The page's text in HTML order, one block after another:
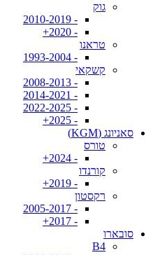
גוק
- 2010-2019
- 2020+
טראנו
- 1993-2004
קשקאי
- 2008-2013
- 2014-2021
- 2022-2025
- 2025+
סאניונג (KGM)
טורס
- 2024+
קורנדו
- 2019+
רקסטון
- 2005-2017
- 2017+
סובארו
B4